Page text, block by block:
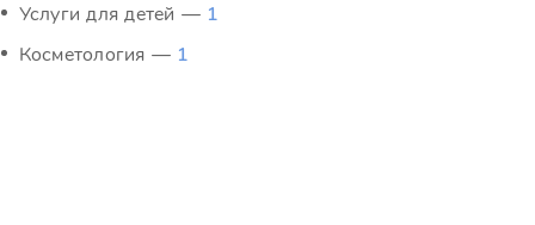
Услуги для детей — 1
Косметология — 1